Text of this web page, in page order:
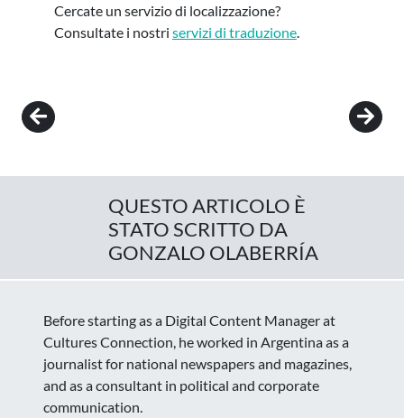
Cercate un servizio di localizzazione?
Consultate i nostri servizi di traduzione.
Post navigation
QUESTO ARTICOLO È
STATO SCRITTO DA
GONZALO OLABERRÍA
Before starting as a Digital Content Manager at
Cultures Connection, he worked in Argentina as a
journalist for national newspapers and magazines,
and as a consultant in political and corporate
communication.